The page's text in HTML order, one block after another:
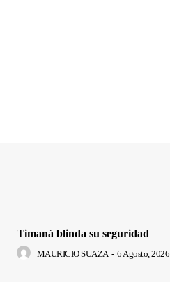
Timaná blinda su seguridad
MAURICIO SUAZA - 6 Agosto, 2026